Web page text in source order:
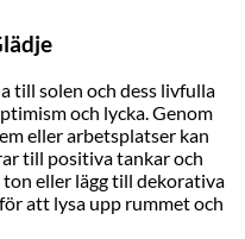
till solen och dess livfulla
och lycka. Genom
eller arbetsplatser kan
till positiva tankar och
eller lägg till dekorativa
att lysa upp rummet och